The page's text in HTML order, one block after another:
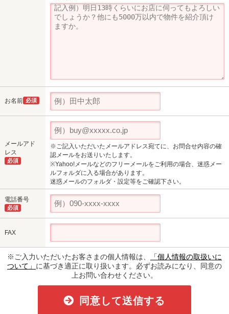
お名前 必須
メールアド
レス
必須
※ご記入いただいたメールアドレス宛てに、お問合せ内容の確
認メールをお送りいたします。
※Yahoo!メールなどのフリーメールをご利用の場合、迷惑メー
ルフォルダに入る場合があります。
迷惑メールのフォルダ・設定等をご確認下さい。
電話番号
必須
FAX
※ご入力いただいたお客さまの個人情報は、
「個人情報の取扱いに
ついて」 に基づき適正に取り扱います。必ずお読みになり、同意の
上お問い合わせください。
同意して送信する